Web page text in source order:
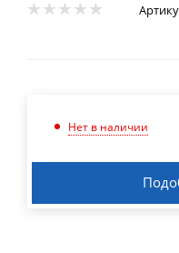
Нет в наличии